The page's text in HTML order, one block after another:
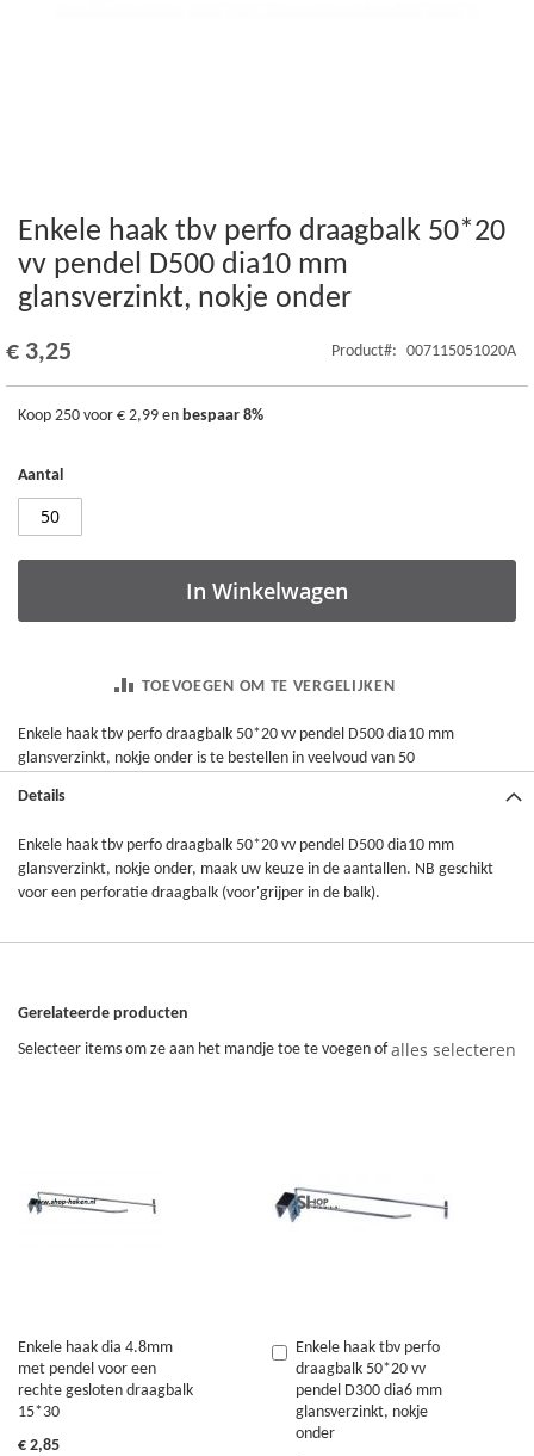
Ga
het
begin
de
afbeeldingen-
gallerij
Enkele haak tbv perfo draagbalk 50*20
vv pendel D500 dia10 mm
glansverzinkt, nokje onder
€ 3,25 Product 007115051020A
Koop 250 voor € 2,99 en bespaar 8%
Aantal
In Winkelwagen
TOEVOEGEN OM TE VERGELIJKEN
Enkele haak tbv perfo draagbalk 50*20 vv pendel D500 dia10 mm
glansverzinkt, nokje onder is te bestellen in veelvoud van 50
Details
Enkele haak tbv perfo draagbalk 50*20 vv pendel D500 dia10 mm
glansverzinkt, nokje onder, maak uw keuze in de aantallen. NB geschikt
voor een perforatie draagbalk (voor'grijper in de balk).
Gerelateerde producten
Selecteer items om ze aan het mandje toe te voegen ofalles selecteren
Enkele haak dia 4.8mm
met pendel voor een
rechte gesloten draagbalk
15*30
€ 2,85
Enkele haak tbv perfo
draagbalk 50*20 vv
pendel D300 dia6 mm
glansverzinkt, nokje
onder
In
Winkelwagen